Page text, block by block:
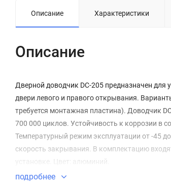
Описание Характеристики
Описание
Дверной доводчик DC-205 предназначен для
двери левого и правого открывания.
требуется монтажная пластина). Доводчик
700 000 циклов. Устойчивость к коррозии в
Температурный режим эксплуатации от -45
скорость закрывания. В комплектацию
установке. Цвет: алюминий.
подробнее